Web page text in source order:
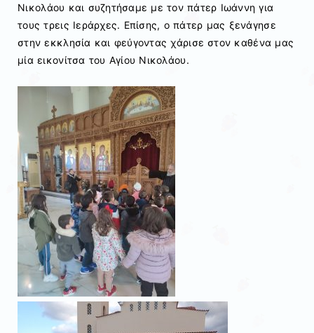
Νικολάου και συζητήσαμε με τον πάτερ Ιωάννη για
τους τρεις Ιεράρχες. Επίσης, ο πάτερ μας ξενάγησε
στην εκκλησία και φεύγοντας χάρισε στον καθένα μας
μία εικονίτσα του Αγίου Νικολάου.